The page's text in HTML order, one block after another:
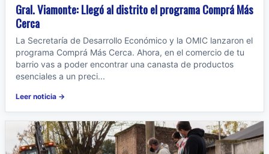
Gral. Viamonte: Llegó al distrito el programa Comprá Más
Cerca
La Secretaría de Desarrollo Económico y la OMIC lanzaron el
programa Comprá Más Cerca. Ahora, en el comercio de tu
barrio vas a poder encontrar una canasta de productos
esenciales a un preci...
Leer noticia →